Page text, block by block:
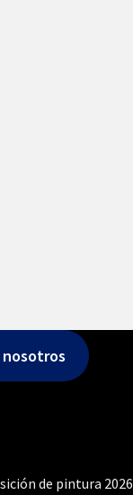
de pintura 2026